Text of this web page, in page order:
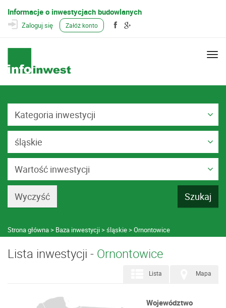
Informacje o inwestycjach budowlanych
Zaloguj się Załóż konto
Kategoria inwestycji
śląskie
Wartość inwestycji
Strona główna Baza inwestycji śląskie Ornontowice
Lista inwestycji - Ornontowice
Mapa
Lista
Województwo